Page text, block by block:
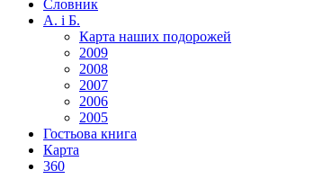
Словник
А. і Б.
Карта наших подорожей
2009
2008
2007
2006
2005
Гостьова книга
Карта
360